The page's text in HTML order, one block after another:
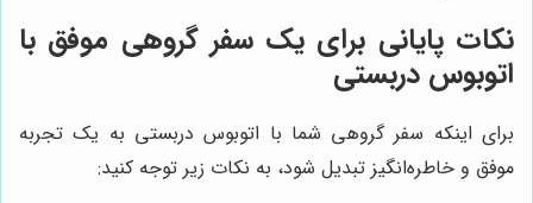
نکات پایانی برای یک سفر گروهی موفق با
اتوبوس دربستی
برای اینکه سفر گروهی شما با اتوبوس دربستی به یک تجربه
موفق و خاطره‌انگیز تبدیل شود، به نکات زیر توجه کنید: